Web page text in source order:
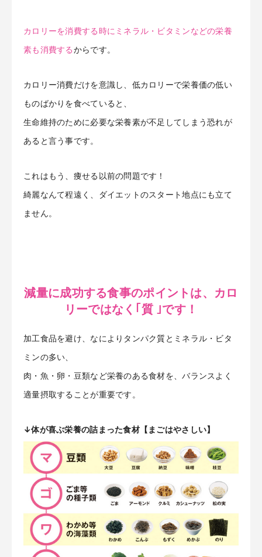
カロリーを消費する時にミネラル・ビタミンなどの栄養
素も消費するからです。
カロリー消費だけを意識し、低カロリーで栄養価の低い
ものばかりを食べていると、
生命維持のために必要な栄養素が不足してしまう恐れが
あると言う事です。
これはもう、痩せる以前の問題です！
綺麗なんて程遠く、ダイエットのスタート地点にも立て
ません。
減量に成功する食事のポイントは、カロ
リーではなく｢質 ｣です！
加工食品を避け、なによりタンパク質とミネラル・ビタ
ミンの多い、
肉・魚・卵・豆類など栄養のある食材を、バランスよく
適量摂取することが重要です。
↓体が喜ぶ栄養の詰まった食材【まごはやさしい】